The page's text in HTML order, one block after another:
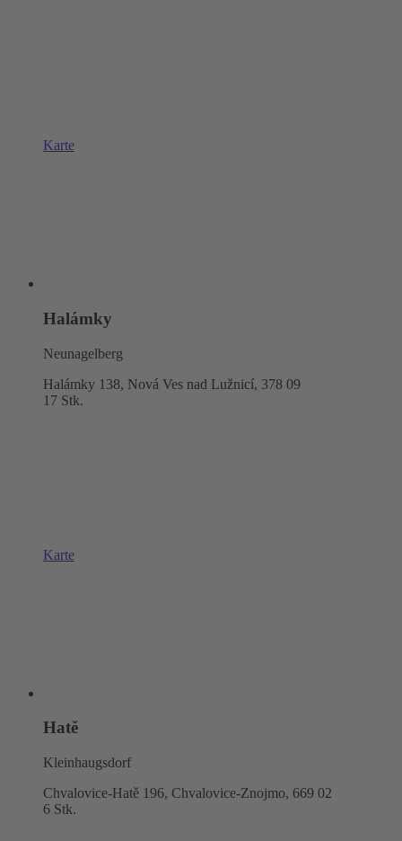
Karte
Halámky
Neunagelberg
Halámky 138, Nová Ves nad Lužnicí, 378 09
17 Stk.
Karte
Hatě
Kleinhaugsdorf
Chvalovice-Hatě 196, Chvalovice-Znojmo, 669 02
6 Stk.